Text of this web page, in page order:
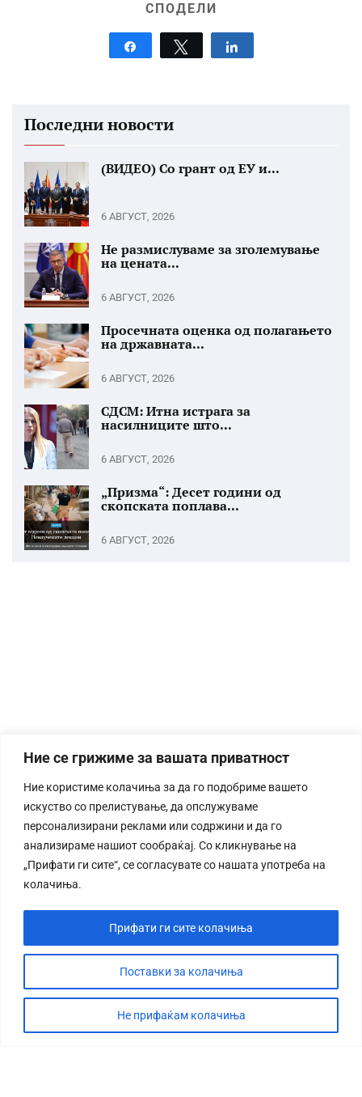
Ние се грижиме за вашата приватност
Ние користиме колачиња за да го подобриме вашето
искуство со прелистување, да опслужуваме
персонализирани реклами или содржини и да го
анализираме нашиот сообраќај. Со кликнување на
„Прифати ги сите“, се согласувате со нашата употреба на
колачиња.
Поставки за колачиња
Не прифаќам колачиња
Прифати ги сите колачиња
СПОДЕЛИ
Tweet
Последни новости
(ВИДЕО) Со грант од ЕУ и...
6 АВГУСТ, 2026
Не размислуваме за зголемување
на цената...
6 АВГУСТ, 2026
Просечната оценка од полагањето
на државната...
6 АВГУСТ, 2026
СДСМ: Итна истрага за
насилниците што...
6 АВГУСТ, 2026
„Призма“: Десет години од
скопската поплава...
6 АВГУСТ, 2026